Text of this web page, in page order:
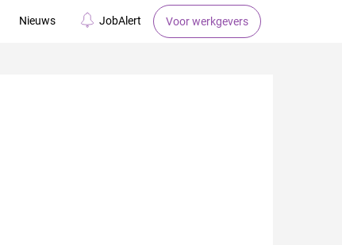
Nieuws JobAlert Voor werkgevers